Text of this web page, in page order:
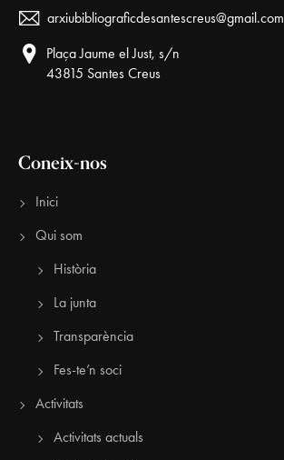
arxiubibliograficdesantescreus@gmail.com
Plaça Jaume el Just, s/n
43815 Santes Creus
Coneix-nos
Inici
Qui som
Història
La junta
Transparència
Fes-te’n soci
Activitats
Activitats actuals